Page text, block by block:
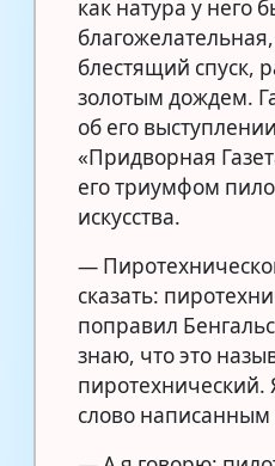
как натура у него
блестящий спуск,
золотым дождем.
об его
«Придворная
его триумфом
искусства.
—
сказать:
поправил
знаю, что это
пиротехнический.
слово